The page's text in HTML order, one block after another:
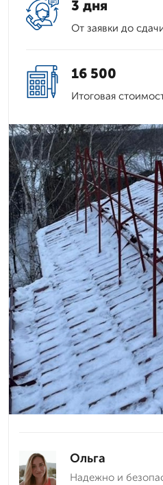
3 дня
От заявки до
16 500
Итоговая
Ольга
Надежно и